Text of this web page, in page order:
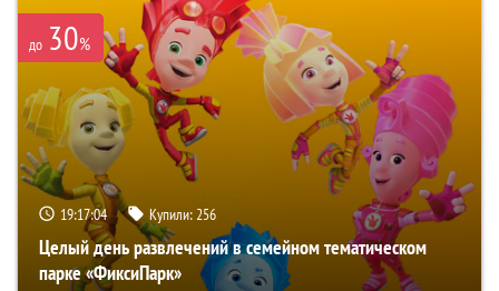
до 30%
19:17:03 Купили:256
Целый день развлечений в семейном тематическом
парке «ФиксиПарк»